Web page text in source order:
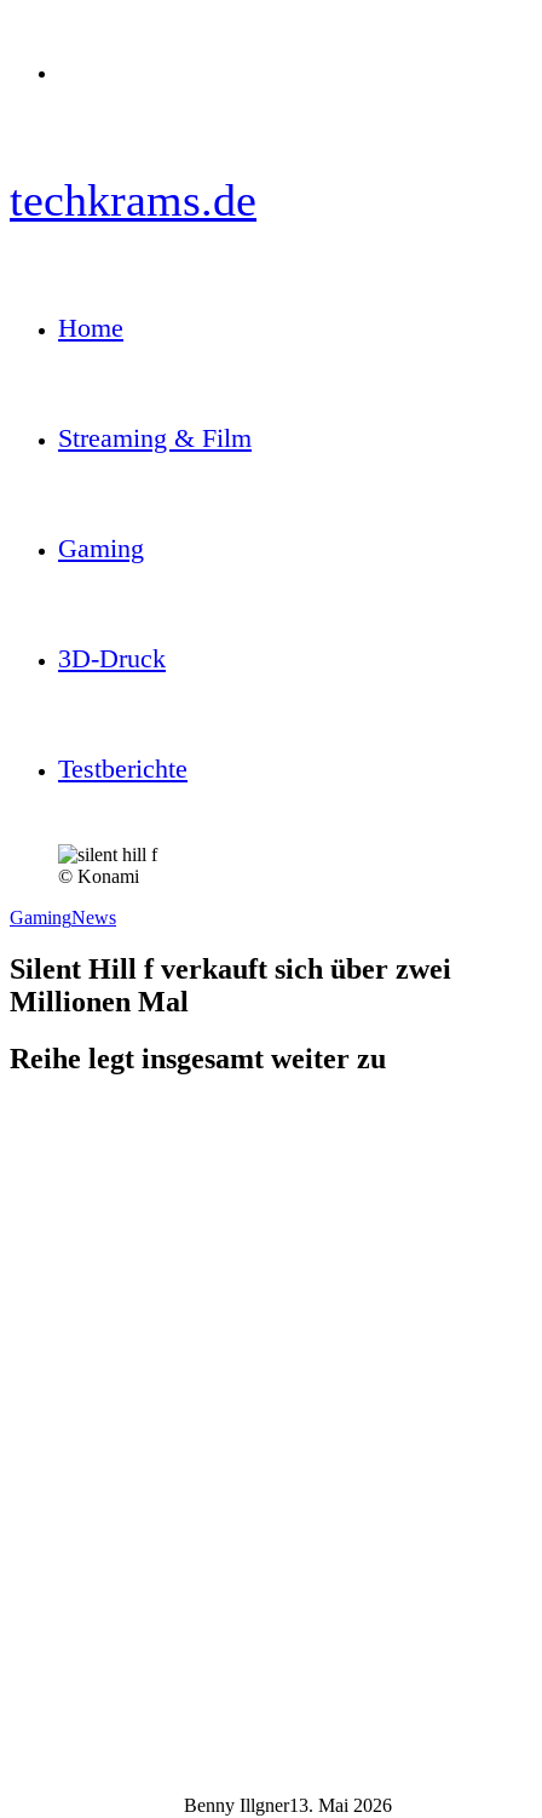
techkrams.de
Home
Streaming & Film
Gaming
3D-Druck
Testberichte
© Konami
GamingNews
Silent Hill f verkauft sich über zwei
Millionen Mal
Reihe legt insgesamt weiter zu
Benny Illgner13. Mai 2026